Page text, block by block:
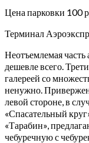
Цена парковки 100
Терминал
Неотъемлемая часть
дешевле всего.
галереей со
ненужно.
левой стороне, в
«Спасательный
«Тарабин»,
чебуречную с